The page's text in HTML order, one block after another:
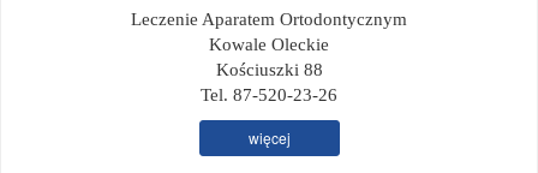
Leczenie Aparatem Ortodontycznym
Kowale Oleckie
Kościuszki 88
Tel. 87-520-23-26
więcej